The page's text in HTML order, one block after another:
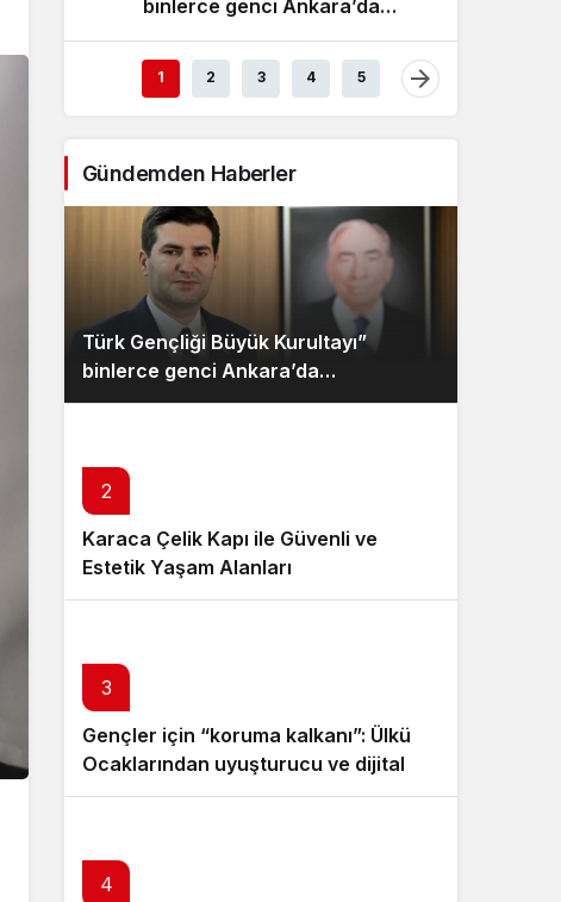
Sistem modunu seçin.
binlerce genci Ankara’da
1 2 3 4 5
Gündemden Haberler
Türk Gençliği Büyük Kurultayı”
binlerce genci Ankara’da
buluşturacak
2
Karaca Çelik Kapı ile Güvenli ve
Estetik Yaşam Alanları
3
Gençler için “koruma kalkanı”: Ülkü
Ocaklarından uyuşturucu ve dijital
bağımlılığa karşı seferberlik
4